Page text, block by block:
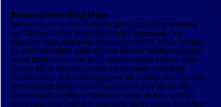
Routenplaner Bing Maps
Wir nutzen auf unserer Webseite interaktives Kartenmaterial
von Microsoft Bing Maps (Microsoft Corporation, One
Microsoft Way, Redmond, Washington 98052, USA. Telefon:
+1 (425) 882 8080) damit Sie sich unseren Standort anzeigen
lassen können oder eine Route dorthin planen können. Beim
Nutzen dieses Dienstes werden verschiedene persistente
Cookies durch den Anbieter gesetzt. Sie können dies über Ihre
Browsereinstellungen verhindern (Opt-Out). Falls Sie den
Dienst nutzen werden verschiedene Daten an den Anbieter
übertragen. Eine Übersicht über diese Daten finden Sie in den